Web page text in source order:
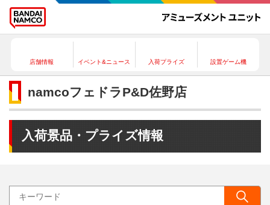
店舗情報 イベント&ニュース 入荷プライズ 設置ゲーム機
namcoフェドラP&D佐野店
入荷景品・プライズ情報